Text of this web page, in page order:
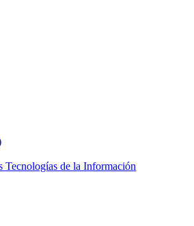
Tecnologías de la Información